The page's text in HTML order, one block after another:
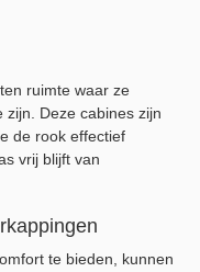
ruimte waar ze
Deze cabines zijn
de rook effectief
vrij blijft van
te bieden, kunnen